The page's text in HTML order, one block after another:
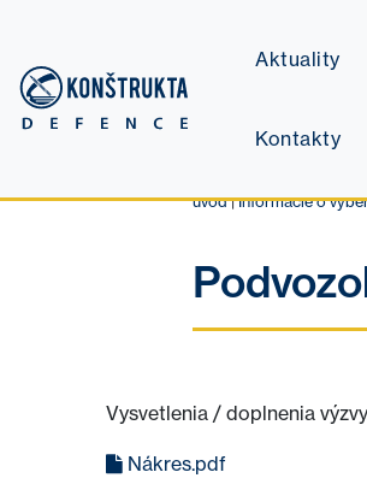
Aktuality
Kontakty
úvod|Informácie o
Vysvetlenia / doplnenia
Nákres.pdf